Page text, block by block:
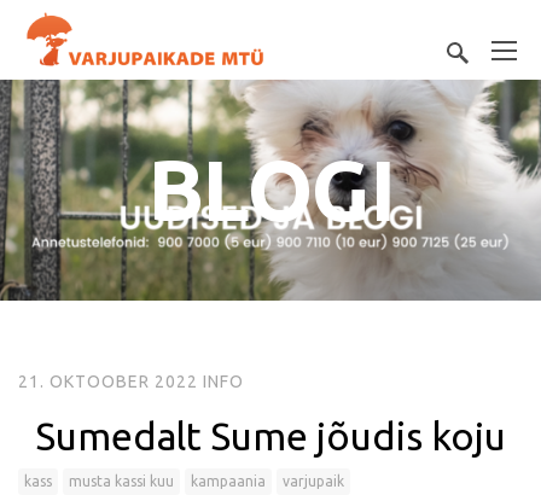
BLOGI
21. OKTOOBER 2022 INFO
Sumedalt Sume jõudis koju
kass musta kassi kuu kampaania varjupaik